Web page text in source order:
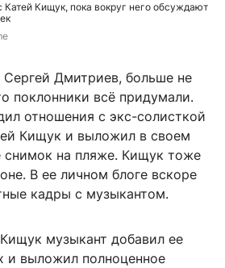
Катей Кищук, пока вокруг него обсуждают
Дмитриев, больше не
поклонники всё придумали.
отношения с экс-солисткой
Кищук и выложил в своем
снимок на пляже. Кищук тоже
В ее личном блоге вскоре
кадры с музыкантом.
музыкант добавил ее
и выложил полноценное